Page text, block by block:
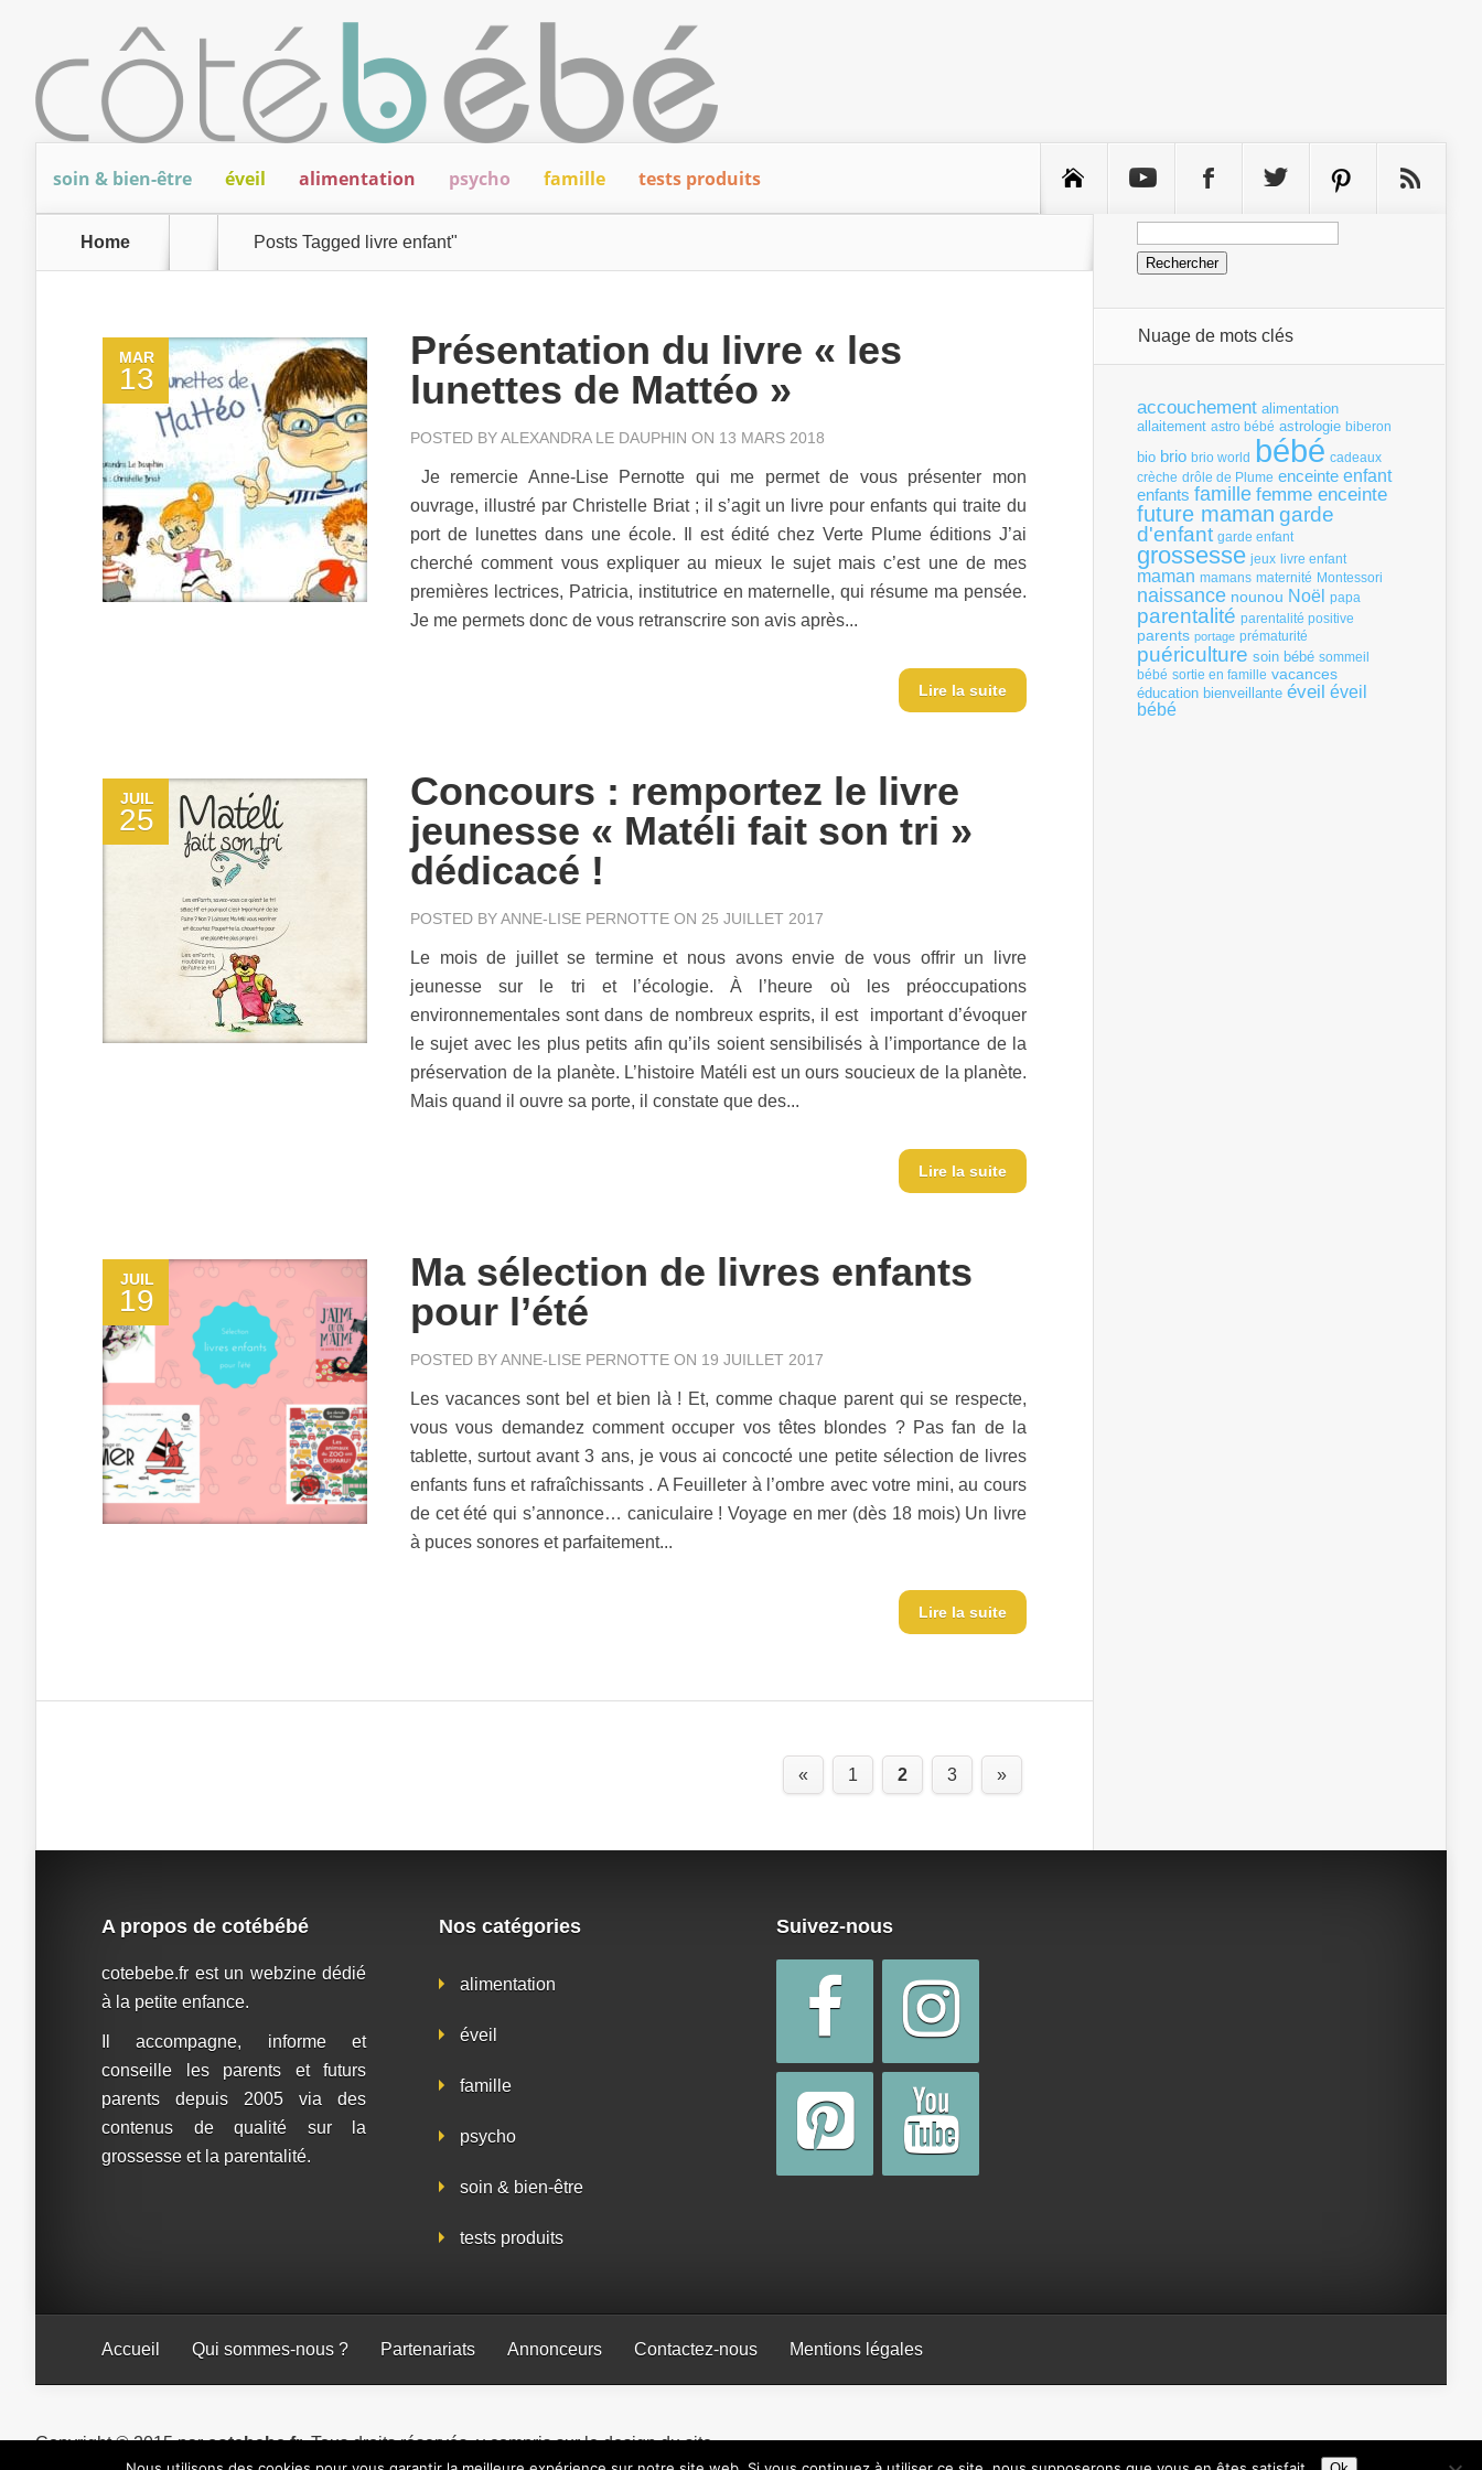
soin & bien-être éveil alimentation psycho famille tests produits
Home Posts Tagged livre enfant"
MAR
13
Présentation du livre « les
lunettes de Mattéo »
POSTED BYALEXANDRA LE DAUPHIN ON 13 MARS 2018
Je remercie Anne-Lise Pernotte qui me permet de vous présenter mon
ouvrage, illustré par Christelle Briat ; il s’agit un livre pour enfants qui traite du
port de lunettes dans une école. Il est édité chez Verte Plume éditions J’ai
cherché comment vous expliquer au mieux le sujet mais c’est une de mes
premières lectrices, Patricia, institutrice en maternelle, qui résume ma pensée.
Je me permets donc de vous retranscrire son avis après...
Lire la suite
JUIL
25
Concours : remportez le livre
jeunesse « Matéli fait son tri »
dédicacé !
POSTED BYANNE-LISE PERNOTTE ON 25 JUILLET 2017
Le mois de juillet se termine et nous avons envie de vous offrir un livre
jeunesse sur le tri et l’écologie. À l’heure où les préoccupations
environnementales sont dans de nombreux esprits, il est important d’évoquer
le sujet avec les plus petits afin qu’ils soient sensibilisés à l’importance de la
préservation de la planète. L’histoire Matéli est un ours soucieux de la planète.
Mais quand il ouvre sa porte, il constate que des...
Lire la suite
JUIL
19
Ma sélection de livres enfants
pour l’été
POSTED BYANNE-LISE PERNOTTE ON 19 JUILLET 2017
Les vacances sont bel et bien là ! Et, comme chaque parent qui se respecte,
vous vous demandez comment occuper vos têtes blondes ? Pas fan de la
tablette, surtout avant 3 ans, je vous ai concocté une petite sélection de livres
enfants funs et rafraîchissants . A Feuilleter à l’ombre avec votre mini, au cours
de cet été qui s’annonce… caniculaire ! Voyage en mer (dès 18 mois) Un livre
à puces sonores et parfaitement...
Lire la suite
« 1 2 3 »
Rechercher :
Nuage de mots clés
accouchement alimentation
allaitement astro bébé astrologie biberon
bio brio brio world bébé cadeaux
crèche drôle de Plume enceinte enfant
enfants famille femme enceinte
future maman garde
d'enfant garde enfant
grossesse jeux livre enfant
maman mamans maternité Montessori
naissance nounou Noël papa
parentalité parentalité positive
parents portage prématurité
puériculture soin bébé sommeil
bébé sortie en famille vacances
éducation bienveillante éveil éveil
bébé
A propos de cotébébé
cotebebe.fr est un webzine dédié
à la petite enfance.
Il accompagne, informe et
conseille les parents et futurs
parents depuis 2005 via des
contenus de qualité sur la
grossesse et la parentalité.
Nos catégories
alimentation
éveil
famille
psycho
soin & bien-être
tests produits
Suivez-nous
Accueil Qui sommes-nous ? Partenariats Annonceurs Contactez-nous Mentions légales
Copyright © 2015 parcotebebe.fr. Tous droits réservés, y compris sur le design du site.